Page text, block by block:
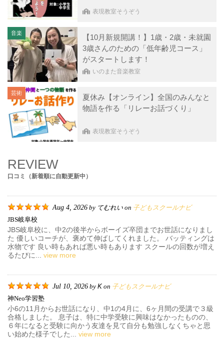
表現教室そうぞう
音楽
【10月新規開講！】1歳・2歳・未就園
3歳さんのための「低年齢児コース」
がスタートします！
いのまた音楽教室
芸術
夏休み【オンライン】全国のみんなと
物語を作る「リレーお話づくり」
表現教室そうぞう
REVIEW
口コミ（新着順に自動更新中）
Aug 4, 2026 by てむれい on 子どもスクールナビ
JBS岐阜校
JBS岐阜校に、中2の後半からボーイズ卒団までお世話になりまし
た 優しいコーチが、褒めて伸ばしてくれました。 バッティングは
水物です 良い時もあれば悪い時もあります スクールの回数が増え
るたびに... view more
Jul 10, 2026 by K on 子どもスクールナビ
神neo学習塾
小6の11月からお世話になり、中1の4月に、6ヶ月間の受講で３級
合格しました。 息子は、特に中学受験に興味はなかったものの、
６年になると受験に向かう友達を見て自分も勉強しなくちゃと思
い始めた様子でした... view more